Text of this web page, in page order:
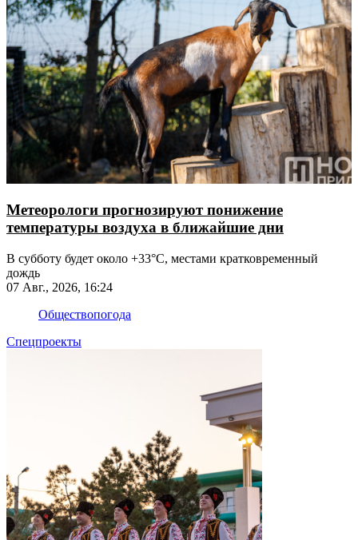
Метеорологи прогнозируют понижение
температуры воздуха в ближайшие дни
В субботу будет около +33°С, местами кратковременный
дождь
07 Авг., 2026, 16:24
Обществопогода
Спецпроекты